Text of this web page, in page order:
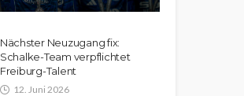
Nächster Neuzugang fix:
Schalke-Team verpflichtet
Freiburg-Talent
12. Juni 2026